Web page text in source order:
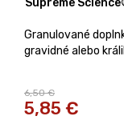
Granulované
gravidné alebo
6,50 €
5,85 €